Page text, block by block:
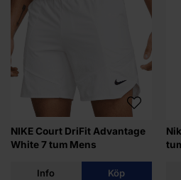
NIKE Court DriFit Advantage
White 7 tum Mens
Info Köp